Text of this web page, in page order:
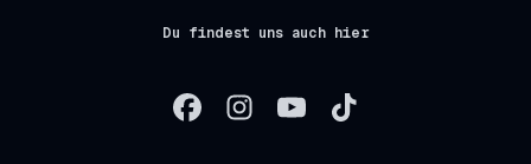
Du findest uns auch hier